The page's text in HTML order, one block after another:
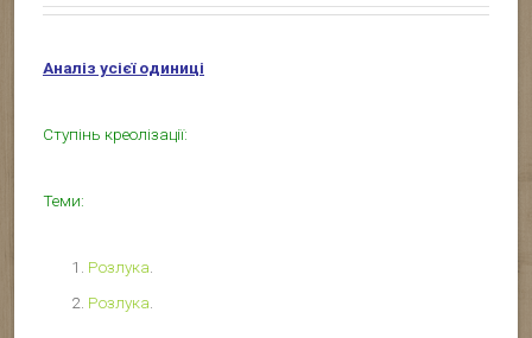
Аналіз усієї одиниці
Ступінь креолізації:
Теми:
Розлука
Розлука